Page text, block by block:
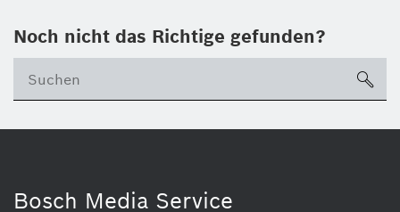
Noch nicht das Richtige gefunden?
Bosch Media Service